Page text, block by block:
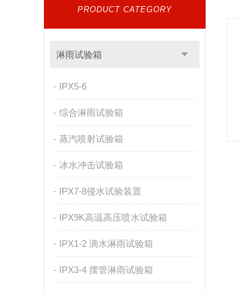
PRODUCT CATEGORY
淋雨试验箱
IPX5-6
综合淋雨试验箱
蒸汽喷射试验箱
冰水冲击试验箱
IPX7-8侵水试验装置
IPX9K高温高压喷水试验箱
IPX1-2 滴水淋雨试验箱
IPX3-4 摆管淋雨试验箱